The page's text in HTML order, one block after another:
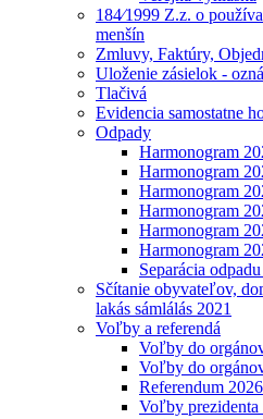
184⁄1999 Z.z. o
menšín
Zmluvy, Faktúry,
Uloženie zásielok -
Tlačivá
Evidencia samostatne
Odpady
Harmonogram
Harmonogram
Harmonogram
Harmonogram
Harmonogram
Harmonogram
Separácia
Sčítanie obyvateľov,
lakás sámlálás 2021
Voľby a referendá
Voľby do
Voľby do
Referendum 2026
Voľby prezidenta